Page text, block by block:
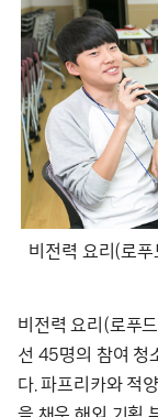
비전력 요리(로푸
비전력 요리(로푸
선 45명의 참여 청
다. 파프리카와 적